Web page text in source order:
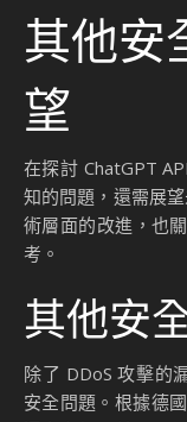
Source:ChatGPT
击 from AIbase
這一事件提醒我們